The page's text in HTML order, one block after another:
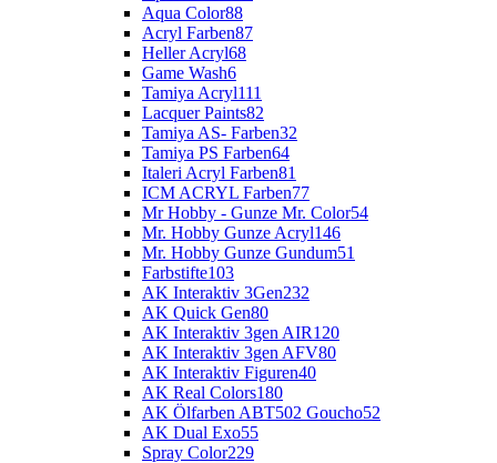
Aqua Color88
Acryl Farben87
Heller Acryl68
Game Wash6
Tamiya Acryl111
Lacquer Paints82
Tamiya AS- Farben32
Tamiya PS Farben64
Italeri Acryl Farben81
ICM ACRYL Farben77
Mr Hobby - Gunze Mr. Color54
Mr. Hobby Gunze Acryl146
Mr. Hobby Gunze Gundum51
Farbstifte103
AK Interaktiv 3Gen232
AK Quick Gen80
AK Interaktiv 3gen AIR120
AK Interaktiv 3gen AFV80
AK Interaktiv Figuren40
AK Real Colors180
AK Ölfarben ABT502 Goucho52
AK Dual Exo55
Spray Color229